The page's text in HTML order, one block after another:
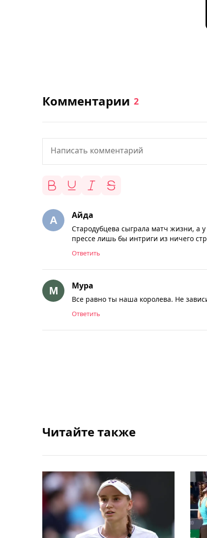
Комментарии 2
Айда
Стародубцева сыграла матч жизни, а
прессе лишь бы интриги из ничего
Ответить
Мура
Все равно ты наша королева. Не
Ответить
Читайте также